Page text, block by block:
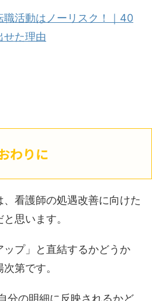
活動はノーリスク！｜40
せた理由
わりに
看護師の処遇改善に向けた
思います。
プ」と直結するかどうか
第です。
分の明細に反映されるかど